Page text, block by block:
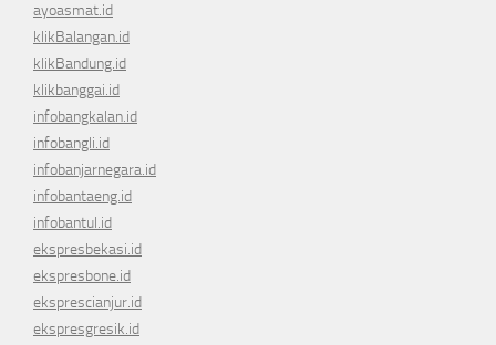
ayoasmat.id
klikBalangan.id
klikBandung.id
klikbanggai.id
infobangkalan.id
infobangli.id
infobanjarnegara.id
infobantaeng.id
infobantul.id
ekspresbekasi.id
ekspresbone.id
eksprescianjur.id
ekspresgresik.id